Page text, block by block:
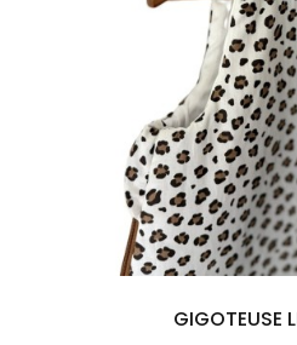
GIGOTEUSE